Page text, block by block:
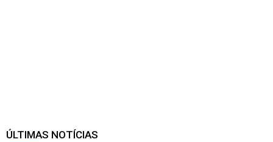
ÚLTIMAS NOTÍCIAS